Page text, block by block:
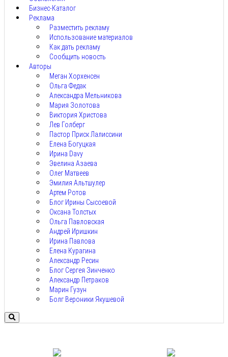
Бизнес-Каталог
Реклама
Разместить рекламу
Использование материалов
Как дать рекламу
Сообщить новость
Авторы
Меган Хорхенсен
Ольга Федак
Александра Мельникова
Мария Золотова
Виктория Христова
Лев Голберг
Пастор Приск Лалиссини
Елена Богуцкая
Ирина Davy
Эвелина Азаева
Олег Матвеев
Эмилия Альтшулер
Артем Ротов
Блог Ирины Сысоевой
Оксана Толстых
Ольга Павловская
Андрей Иришкин
Ирина Павлова
Елена Курагина
Александр Ресин
Блог Сергея Зинченко
Александр Петраков
Марин Гузун
Болг Вероники Якушевой